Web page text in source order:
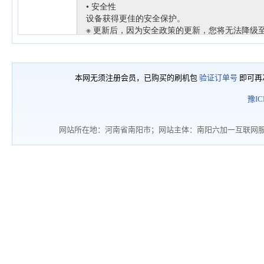
本网无须注册会员，已购买的刷机包 验证订单号 即可
豫
网站所在地：河南省南阳市；网站主体：南阳六加一互联